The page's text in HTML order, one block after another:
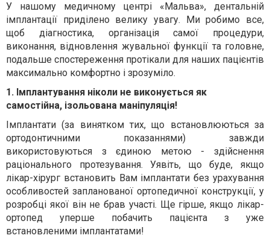
У нашому медичному центрі «Мальва», дентальній
імплантації приділено велику увагу. Ми робимо все,
щоб діагностика, організація самої процедури,
виконання, відновлення жувальної функції та головне,
подальше спостереження протікали для наших пацієнтів
максимально комфортно і зрозуміло.
1. Імплантування ніколи не виконується як
самостійна, ізольована маніпуляція!
Імплантати (за винятком тих, що встановлюються за
ортодонтичними показаннями) завжди
використовуються з єдиною метою - здійснення
раціонального протезування. Уявіть, що буде, якщо
лікар-хірург встановить Вам імплантати без урахування
особливостей запланованої ортопедичної конструкції, у
розробці якої він не брав участі. Ще гірше, якщо лікар-
ортопед уперше побачить пацієнта з уже
встановленими імплантатами!